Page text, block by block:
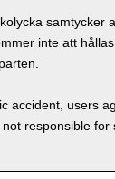
samtycker
inte att
accident, users
responsible